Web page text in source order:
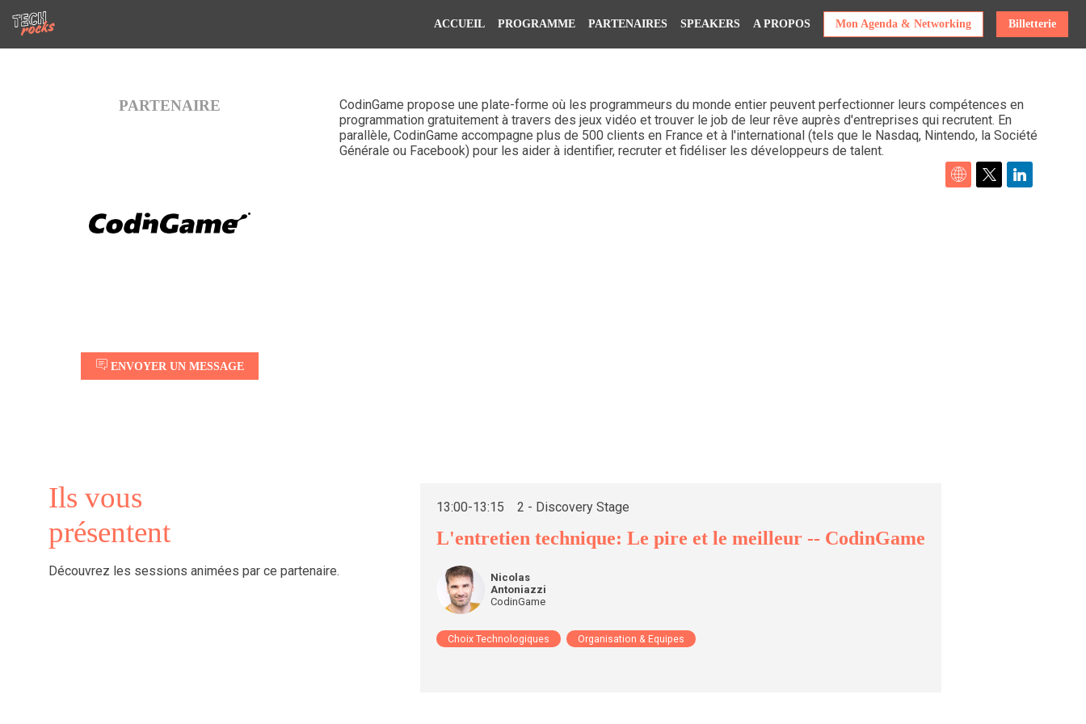
ACCUEIL PROGRAMME PARTENAIRES SPEAKERS A PROPOS Mon Agenda & Networking Billetterie
PARTENAIRE
ENVOYER UN MESSAGE
CodinGame propose une plate-forme où les programmeurs du monde entier peuvent perfectionner leurs compétences en
programmation gratuitement à travers des jeux vidéo et trouver le job de leur rêve auprès d'entreprises qui recrutent. En
parallèle, CodinGame accompagne plus de 500 clients en France et à l'international (tels que le Nasdaq, Nintendo, la Société
Ils vous
présentent
Découvrez les sessions animées par ce partenaire.
13:00-13:15 2 - Discovery Stage
L'entretien technique: Le pire et le meilleur -- CodinGame
NA
Nicolas
Antoniazzi
CodinGame
Choix Technologiques Organisation & Equipes